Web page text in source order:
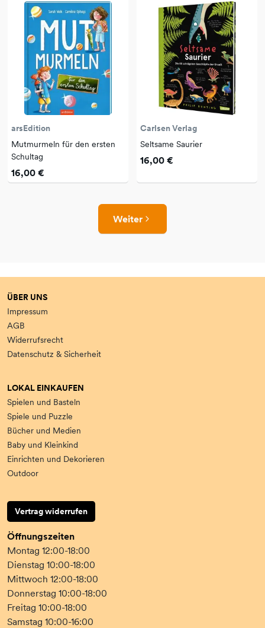
arsEdition
Mutmurmeln für den ersten
Schultag
16,00 €
Carlsen Verlag
Seltsame Saurier
16,00 €
Weiter
ÜBER UNS
Impressum
AGB
Widerrufsrecht
Datenschutz & Sicherheit
LOKAL EINKAUFEN
Spielen und Basteln
Spiele und Puzzle
Bücher und Medien
Baby und Kleinkind
Einrichten und Dekorieren
Outdoor
Vertrag widerrufen
Öffnungszeiten
Montag 12:00-18:00
Dienstag 10:00-18:00
Mittwoch 12:00-18:00
Donnerstag 10:00-18:00
Freitag 10:00-18:00
Samstag 10:00-16:00